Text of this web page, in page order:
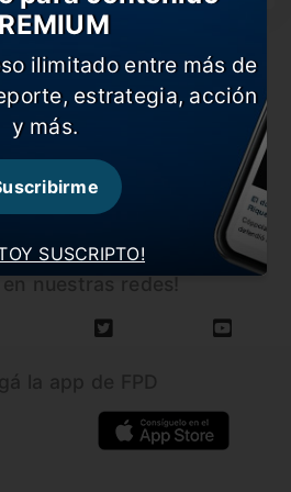
MÁS NOTICIAS
nuestras redes!
SUSCRIPTO!
ilimitado entre más de
estrategia, acción
y más.